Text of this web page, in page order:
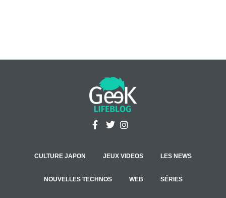
CULTURE JAPON JEUX VIDEOS LES NEWS
NOUVELLES TECHNOS WEB SÉRIES